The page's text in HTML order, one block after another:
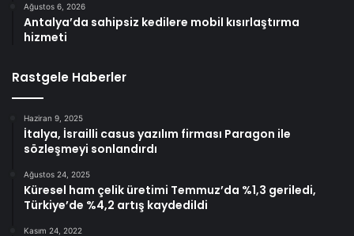
Ağustos 6, 2026
Antalya’da sahipsiz kedilere mobil kısırlaştırma
hizmeti
Rastgele Haberler
Haziran 9, 2025
İtalya, İsrailli casus yazılım firması Paragon ile
sözleşmeyi sonlandırdı
Ağustos 24, 2025
Küresel ham çelik üretimi Temmuz’da %1,3 geriledi,
Türkiye’de %4,2 artış kaydedildi
Kasım 24, 2022